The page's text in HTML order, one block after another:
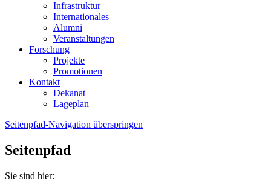
Infrastruktur
Internationales
Alumni
Veranstaltungen
Forschung
Projekte
Promotionen
Kontakt
Dekanat
Lageplan
Seitenpfad-Navigation überspringen
Seitenpfad
Sie sind hier: